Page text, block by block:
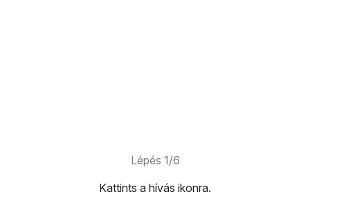
Lépés 1/6
Kattints a hívás ikonra.